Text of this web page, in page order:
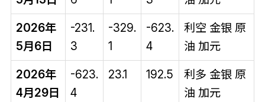
2026年
5月6日
-231.
3
-329.
1
-623.
4
利空 金银 原
油 加元
2026年
4月29日
-623.
4
23.1 192.5
利多 金银 原
油 加元